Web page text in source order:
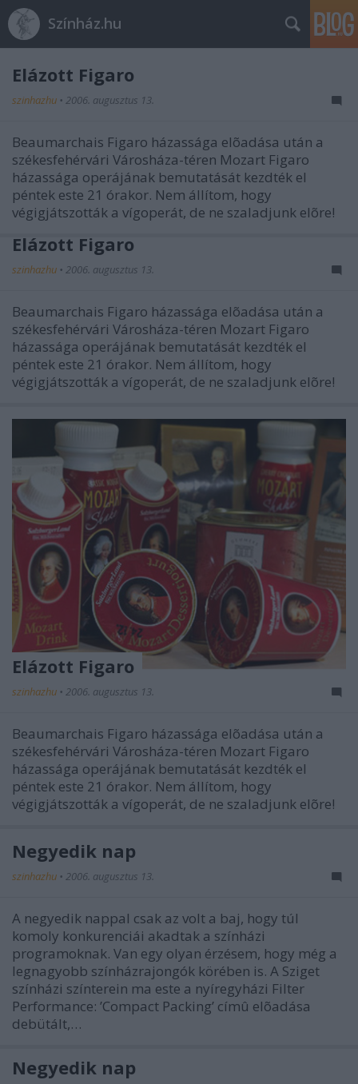
Színház.hu
Elázott Figaro
szinhazhu • 2006. augusztus 13.
Beaumarchais Figaro házassága elõadása után a
székesfehérvári Városháza-téren Mozart Figaro
házassága operájának bemutatását kezdték el
péntek este 21 órakor. Nem állítom, hogy
végigjátszották a vígoperát, de ne szaladjunk elõre!
Elázott Figaro
szinhazhu • 2006. augusztus 13.
Beaumarchais Figaro házassága elõadása után a
székesfehérvári Városháza-téren Mozart Figaro
házassága operájának bemutatását kezdték el
péntek este 21 órakor. Nem állítom, hogy
végigjátszották a vígoperát, de ne szaladjunk elõre!
Elázott Figaro
szinhazhu • 2006. augusztus 13.
Beaumarchais Figaro házassága elõadása után a
székesfehérvári Városháza-téren Mozart Figaro
házassága operájának bemutatását kezdték el
péntek este 21 órakor. Nem állítom, hogy
végigjátszották a vígoperát, de ne szaladjunk elõre!
Negyedik nap
szinhazhu • 2006. augusztus 13.
A negyedik nappal csak az volt a baj, hogy túl
komoly konkurenciái akadtak a színházi
programoknak. Van egy olyan érzésem, hogy még a
legnagyobb színházrajongók körében is. A Sziget
színházi színterein ma este a nyíregyházi Filter
Performance: ’Compact Packing’ címû elõadása
debütált,…
Negyedik nap